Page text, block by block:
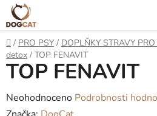
Přejít
na
obsah
Domů
/ PRO PSY / DOPLŇKY STRAVY
detox / TOP FENAVIT
TOP FENAVIT
Průměrné
Neohodnoceno Podrobnosti